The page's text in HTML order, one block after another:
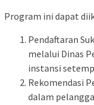
Program ini dapat
Pendaftaran
melalui Dinas
instansi
Rekomendasi
dalam